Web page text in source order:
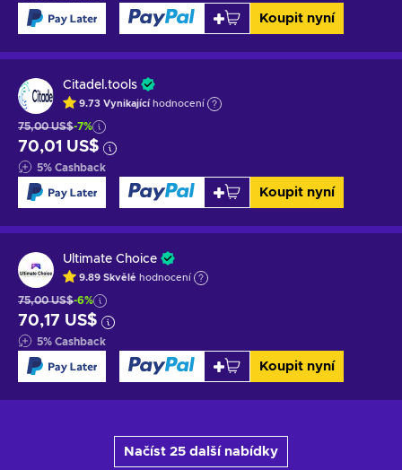
Koupit nyní
Citadel.tools
9.73 Vynikající hodnocení
75,00 US$-7%
70,01 US$
5% Cashback
Koupit nyní
Ultimate Choice
9.89 Skvělé hodnocení
75,00 US$-6%
70,17 US$
5% Cashback
Koupit nyní
Načíst 25 další nabídky